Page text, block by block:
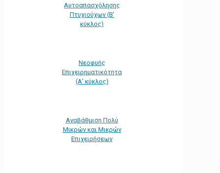
Αυτοαπασχόλησης
Πτυχιούχων (Β'
κύκλος)
Νεοφυής
Επιχειρηματικότητα
(Α' κύκλος)
Αναβάθμιση Πολύ
Μικρών και Μικρών
Επιχειρήσεων